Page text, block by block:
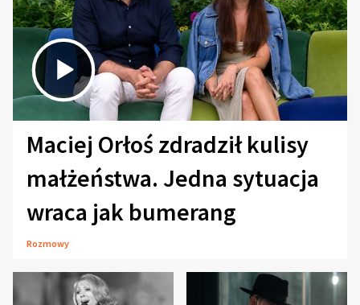
Maciej Orłoś zdradził kulisy
małżeństwa. Jedna sytuacja
wraca jak bumerang
Rozmowy